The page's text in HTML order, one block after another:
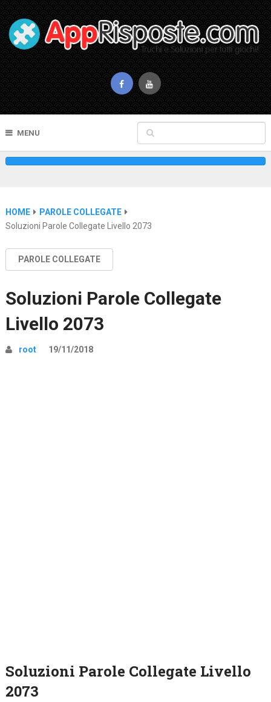
MENU
HOME
PAROLE COLLEGATE
Soluzioni Parole Collegate Livello 2073
PAROLE COLLEGATE
Soluzioni Parole Collegate
Livello 2073
root 19/11/2018
Soluzioni Parole Collegate Livello
2073